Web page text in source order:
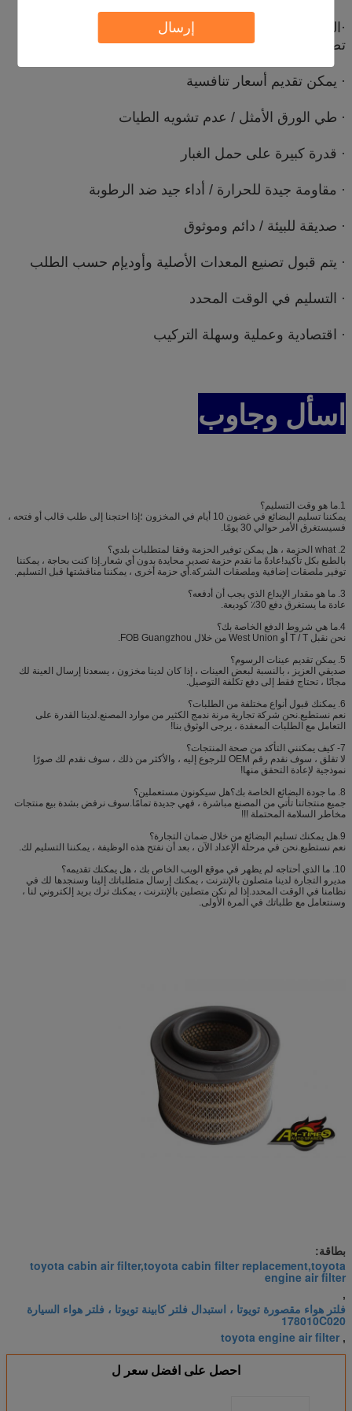
إرسال · الشركة المصنعة / أكثر من عشر سنوات من الخبرة في
تصدير الفلتر
· يمكن تقديم أسعار تنافسية
· طي الورق الأمثل / عدم تشويه الطيات
· قدرة كبيرة على حمل الغبار
· مقاومة جيدة للحرارة / أداء جيد ضد الرطوبة
· صديقة للبيئة / دائم وموثوق
· يتم قبول تصنيع المعدات الأصلية وأوديإم حسب الطلب
· التسليم في الوقت المحدد
· اقتصادية وعملية وسهلة التركيب
اسأل وجاوب
1.ما هو وقت التسليم؟
يمكننا تسليم البضائع في غضون 10 أيام في المخزون ؛إذا احتجنا إلى طلب قالب أو فتحه ،
فسيستغرق الأمر حوالي 30 يومًا.
2. what الحزمة ، هل يمكن توفير الحزمة وفقا لمتطلبات بلدي؟
بالطبع بكل تأكيد!عادةً ما نقدم حزمة تصدير محايدة بدون أي شعار.إذا كنت بحاجة ، يمكننا
توفير ملصقات إضافية وملصقات الشركة.أي حزمة أخرى ، يمكننا مناقشتها قبل التسليم.
3. ما هو مقدار الإيداع الذي يجب أن أدفعه؟
عادة ما يستغرق دفع 30٪ كوديعة.
4.ما هي شروط الدفع الخاصة بك؟
نحن نقبل T / T أو West Union من خلال FOB Guangzhou.
5. يمكن تقديم عينات الرسوم؟
صديقي العزيز ، بالنسبة لبعض العينات ، إذا كان لدينا مخزون ، يسعدنا إرسال العينة لك
مجانًا ، تحتاج فقط إلى دفع تكلفة التوصيل.
6. يمكنك قبول أنواع مختلفة من الطلبات؟
نعم نستطيع.نحن شركة تجارية مرنة ندمج الكثير من موارد المصنع.لدينا القدرة على
التعامل مع الطلبات المعقدة ، يرجى الوثوق بنا!
7- كيف يمكنني التأكد من صحة المنتجات؟
لا تقلق ، سوف نقدم رقم OEM للرجوع إليه ، والأكثر من ذلك ، سوف نقدم لك صورًا
نموذجية لإعادة التحقق منها!
8. ما جودة البضائع الخاصة بك؟هل سيكونون مستعملين؟
جميع منتجاتنا تأتي من المصنع مباشرة ، فهي جديدة تمامًا.سوف نرفض بشدة بيع منتجات
مخاطر السلامة المحتملة !!!
9.هل يمكنك تسليم البضائع من خلال ضمان التجارة؟
نعم نستطيع.نحن في مرحلة الإعداد الآن ، بعد أن نفتح هذه الوظيفة ، يمكننا التسليم لك.
10. ما الذي أحتاجه لم يظهر في موقع الويب الخاص بك ، هل يمكنك تقديمه؟
مديرو التجارة لدينا متصلون بالإنترنت ، يمكنك إرسال متطلباتك إلينا وسنجدها لك في
نظامنا في الوقت المحدد.إذا لم نكن متصلين بالإنترنت ، يمكنك ترك بريد إلكتروني لنا ،
وسنتعامل مع طلباتك في المرة الأولى.
بطاقة:
toyota cabin air filter,toyota cabin filter replacement,toyota
engine air filter
,
فلتر هواء مقصورة تويوتا ، استبدال فلتر كابينة تويوتا ، فلتر هواء السيارة
178010C020
,
toyota engine air filter
احصل على افضل سعر ل